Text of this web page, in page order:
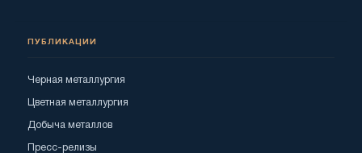
ПУБЛИКАЦИИ
Черная металлургия
Цветная металлургия
Добыча металлов
Пресс-релизы